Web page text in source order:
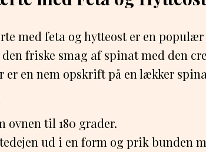
med feta og hytteost er en
friske smag af spinat med den
er en nem opskrift på en lækker
ovnen til 180 grader.
ud i en form og prik bunden